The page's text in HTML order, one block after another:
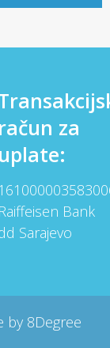
račun za
uplate:
Raiffeisen Bank
Sarajevo
by 8Degree